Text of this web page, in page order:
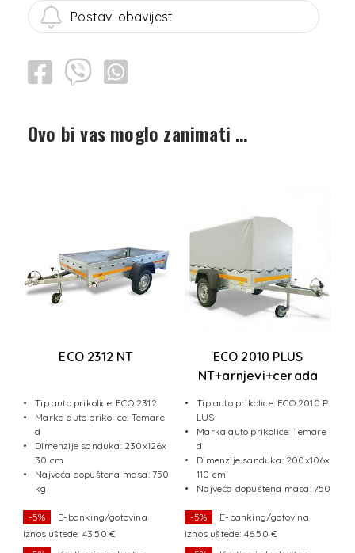
Postavi obavijest
Ovo bi vas moglo zanimati …
ECO 2312 NT
Tip auto prikolice: ECO 2312
Marka auto prikolice: Temare
d
Dimenzije sanduka: 230x126x
30 cm
Najveća dopuštena masa: 750
kg
-5%
E-banking/gotovina
Iznos uštede: 43.50 €
ECO 2010 PLUS
NT+arnjevi+cerada
Tip auto prikolice: ECO 2010 P
LUS
Marka auto prikolice: Temare
d
Dimenzije sanduka: 200x106x
110 cm
Najveća dopuštena masa: 750
-5%
E-banking/gotovina
Iznos uštede: 46.50 €